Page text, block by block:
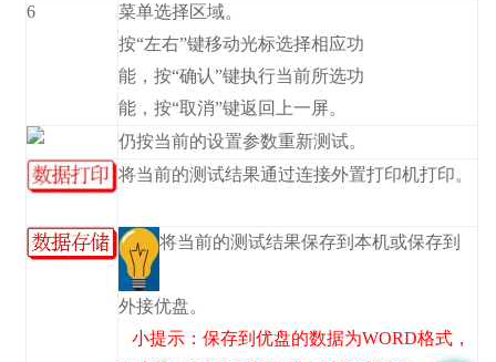
6
菜单选择区域。
按“左右”键移动光标选择相应功
能，按“确认”键执行当前所选功
能，按“取消”键返回上一屏。
仍按当前的设置参数重新测试。
将当前的测试结果通过连接外置打印机打印。
将当前的测试结果保存到本机或保存到
外接优盘。
小提示：保存到优盘的数据为WORD格式，